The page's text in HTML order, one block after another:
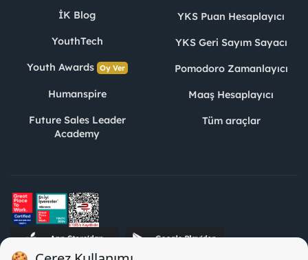
İK Blog
YouthTech
Youth Awards Oy Ver
Humanspire
Future Sales Leader
Academy
YKS Puan Hesaplayıcı
YKS Geri Sayım Sayacı
Pomodoro Zamanlayıcı
Maaş Hesaplayıcı
Tüm araçlar